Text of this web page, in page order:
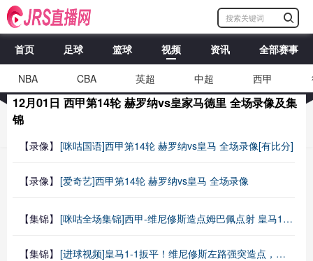
首页 足球 篮球 视频 资讯 全部赛事
NBA CBA 英超 中超 西甲
12月01日 西甲第14轮 赫罗纳vs皇家马德里 全场录像及集
锦
【录像】 [咪咕国语]西甲第14轮 赫罗纳vs皇马 全场录像[有比分]
【录像】 [爱奇艺]西甲第14轮 赫罗纳vs皇马 全场录像
【集锦】 [咪咕全场集锦]西甲-维尼修斯造点姆巴佩点射 皇马1-1赫罗纳联赛三连平
【集锦】 [进球视频]皇马1-1扳平！维尼修斯左路强突造点，姆巴佩主罚命中